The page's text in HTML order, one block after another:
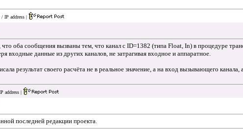
/ IP address |
оба сообщения вызваны тем, что канал с ID=1382 (типа Float, In) в процедуре
входные данные из других каналов, не затрагивая входное и аппаратное.
результат своего расчёта не в реальное значение, а на вход вызывающего
address |
последней редакции проекта.